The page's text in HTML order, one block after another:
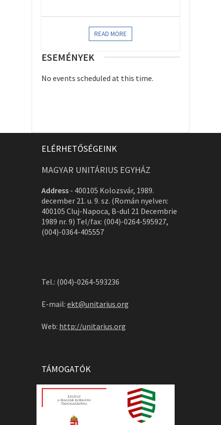
READ MORE
ESEMÉNYEK
No events scheduled at this time.
ELÉRHETŐSÉGEINK
MAGYAR UNITÁRIUS EGYHÁZ
Address - 400105 Kolozsvár, 1989.
december 21. u. 9. sz. (Román nyelven:
400105 Cluj-Napoca, B-dul 21 Decembrie
1989 nr. 9) Tel/fax: (004)-0264-595927,
(004)-0364-405557
Tel.: (004)-0264-593236
E-mail: ekt@unitarius.org
Web: http://unitarius.org
TÁMOGATÓK